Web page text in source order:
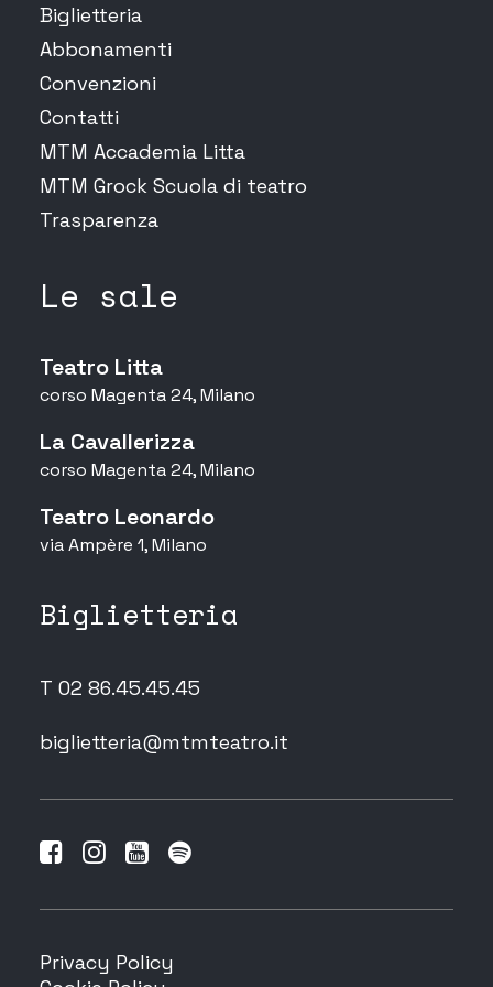
Biglietteria
Abbonamenti
Convenzioni
Contatti
MTM Accademia Litta
MTM Grock Scuola di teatro
Trasparenza
Le sale
Teatro Litta
corso Magenta 24, Milano
La Cavallerizza
corso Magenta 24, Milano
Teatro Leonardo
via Ampère 1, Milano
Biglietteria
T 02 86.45.45.45
biglietteria@mtmteatro.it
Privacy Policy